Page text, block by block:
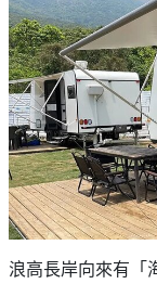
浪高長岸向來有「